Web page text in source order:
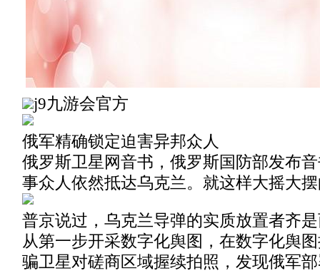
j9九游会官方
俄军精确锁定迫害异邦众人
俄罗斯卫星网音书，俄罗斯国防部发布
事众人依然抵达乌克兰。就这样大摇大
普京说过，乌克兰导弹的实质放置者齐
从第一步开采数字化舆图，在数字化舆
骗卫星对磋商区域握续拍照，发现俄军